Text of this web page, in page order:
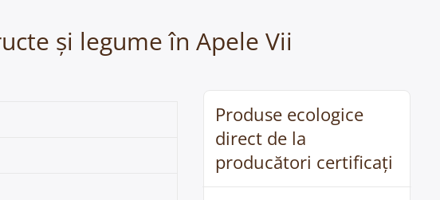
și legume în Apele Vii
Produse ecologice
direct de la
producători certificați